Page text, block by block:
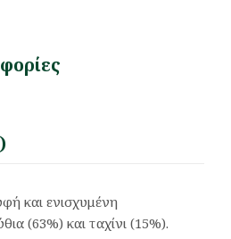
και ενισχυμένη
(63%) και ταχίνι (15%).